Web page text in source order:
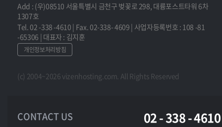
Add : (우)08510 서울특별시 금천구 벚꽃로 298, 대륭포스트타워 6차
1307호
Tel. 02 -338 -4610 | Fax. 02-338- 4609 | 사업자등록번호 : 108 -81
-65306 | 대표자 : 김지훈
개인정보처리방침
(c) 2004~2026 vizenhosting.com. All Rights Reserved
CONTACT US 02 - 338 - 4610